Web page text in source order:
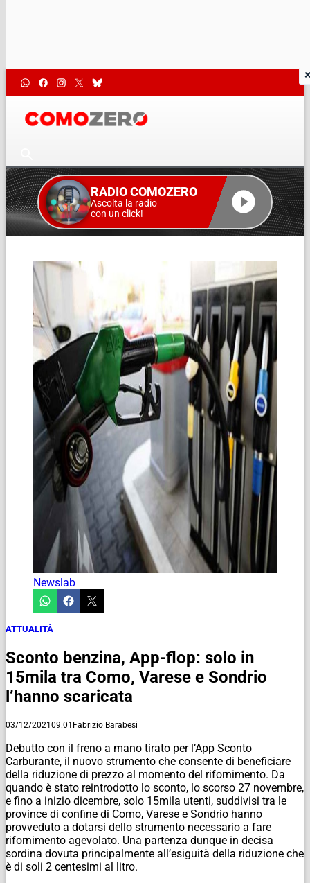
RADIO COMOZERO
Ascolta la radio
con un click!
Newslab
ATTUALITÀ
Sconto benzina, App-flop: solo in
15mila tra Como, Varese e Sondrio
l’hanno scaricata
03/12/202109:01 Fabrizio Barabesi
Debutto con il freno a mano tirato per l’App Sconto
Carburante, il nuovo strumento che consente di beneficiare
della riduzione di prezzo al momento del rifornimento. Da
quando è stato reintrodotto lo sconto, lo scorso 27 novembre,
e fino a inizio dicembre, solo 15mila utenti, suddivisi tra le
province di confine di Como, Varese e Sondrio hanno
provveduto a dotarsi dello strumento necessario a fare
rifornimento agevolato. Una partenza dunque in decisa
sordina dovuta principalmente all’esiguità della riduzione che
è di soli 2 centesimi al litro.